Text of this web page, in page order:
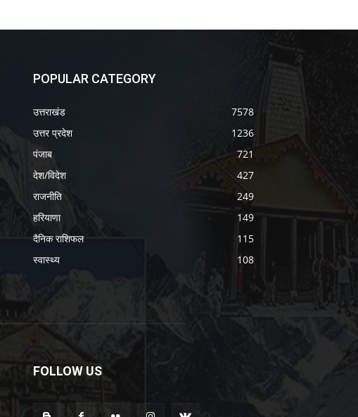
POPULAR CATEGORY
उत्तराखंड
7578
उत्तर प्रदेश
1236
पंजाब
721
देश/विदेश
427
राजनीति
249
हरियाणा
149
दैनिक राशिफल
115
स्वास्थ्य
108
FOLLOW US